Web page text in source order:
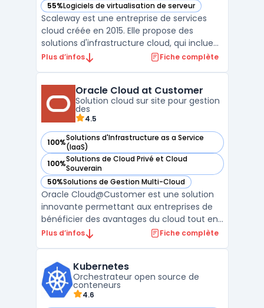
55%Logiciels de virtualisation de serveur
— voir Scaleway dans cette catégorie
Scaleway est une entreprise de services
cloud créée en 2015. Elle propose des
solutions d'infrastructure cloud, qui incluent
notamment des offres d'hébergement
offre d'instances Bare Metal, qui combine
les avantages de ...
Plus d’infos Fiche complète
Oracle Cloud at Customer
Solution cloud sur site pour gestion
des
4.5
100%Solutions d'Infrastructure as a Service
(IaaS)
— voir Oracle Cloud at Customer dans cette catégorie
100%Solutions de Cloud Privé et Cloud
Souverain
— voir Oracle Cloud at Customer dans cette catégorie
50%Solutions de Gestion Multi-Cloud
— voir Oracle Cloud at Customer dans cette catégorie
Oracle Cloud@Customer est une solution
innovante permettant aux entreprises de
bénéficier des avantages du cloud tout en
gardant leurs données sur site. Cette offre
géré, déployé directement dans les centres
de donn ...
Plus d’infos Fiche complète
Kubernetes
Orchestrateur open source de
conteneurs
4.6